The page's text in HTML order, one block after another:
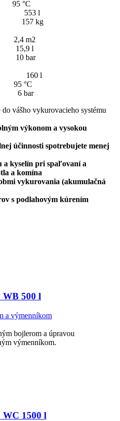
°C
l
kg
m2
l
bar
l
°C
vášho vykurovacieho systému
výkonom a vysokou
účinnosti spotrebujete menej
a kyselín pri spaľovaní a
a komína
vykurovania (akumulačná
s podlahovým kúrením
500 l
a výmenníkom
bojlerom a úpravou
výmenníkom.
1500 l